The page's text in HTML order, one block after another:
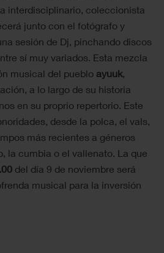
interdisciplinario, coleccionista
junto con el fotógrafo y
sesión de Dj, pinchando discos
sí muy variados. Esta mezcla
musical del pueblo ayuuk,
a lo largo de su historia
en su proprio repertorio. Este
desde la polca, el vals,
más recientes a géneros
la cumbia o el vallenato. La que
del día 9 de noviembre será
musical para la inversión